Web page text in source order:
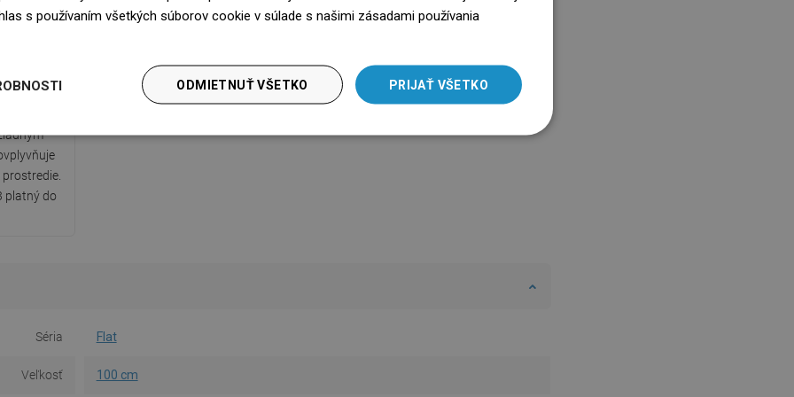
PZH
ktorý
platný do
Séria Flat
Veľkosť 100 cm
LITHUANIAN
ROMANIAN
s používaním všetkých súborov cookie v súlade s našimi zásadami používania
PRIJAŤ VŠETKO
ODMIETNUŤ VŠETKO